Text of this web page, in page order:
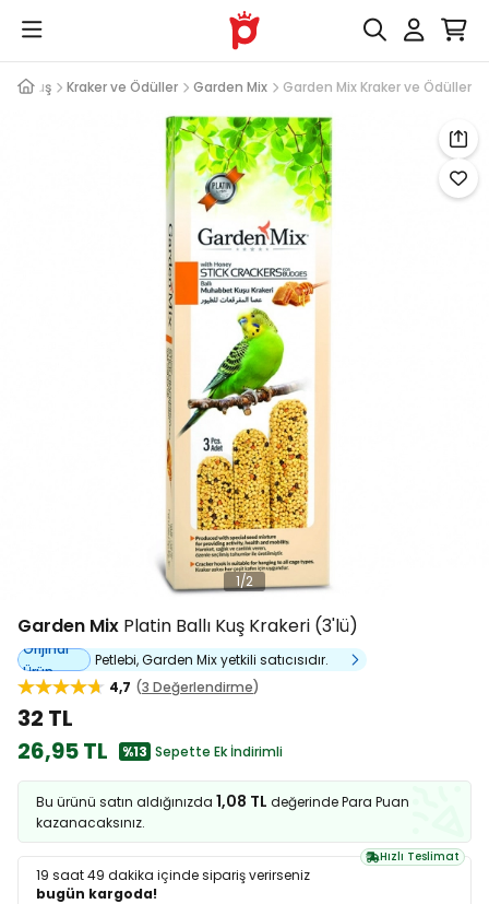
Kuş Kraker ve Ödüller Garden Mix Garden Mix Kraker ve Ödüller
1/2
Garden Mix Platin Ballı Kuş Krakeri (3'lü)
Orijinal
Ürün
Petlebi, Garden Mix yetkili satıcısıdır.
4,7
3 Değerlendirme
32 TL
26,95 TL
%13 Sepette Ek İndirimli
Bu ürünü satın aldığınızda 1,08 TL değerinde Para Puan
kazanacaksınız.
Hızlı Teslimat
19 saat 49 dakika içinde sipariş verirseniz
bugün kargoda!